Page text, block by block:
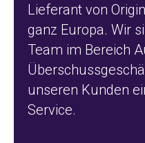
Lieferant von
ganz Europa. Wir
Team im Bereich
unseren Kunden
Service.